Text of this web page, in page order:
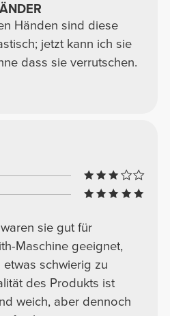
Händen sind diese
jetzt kann ich sie
dass sie verrutschen.
sie gut für
Maschine geeignet,
schwierig zu
des Produkts ist
weich, aber dennoch